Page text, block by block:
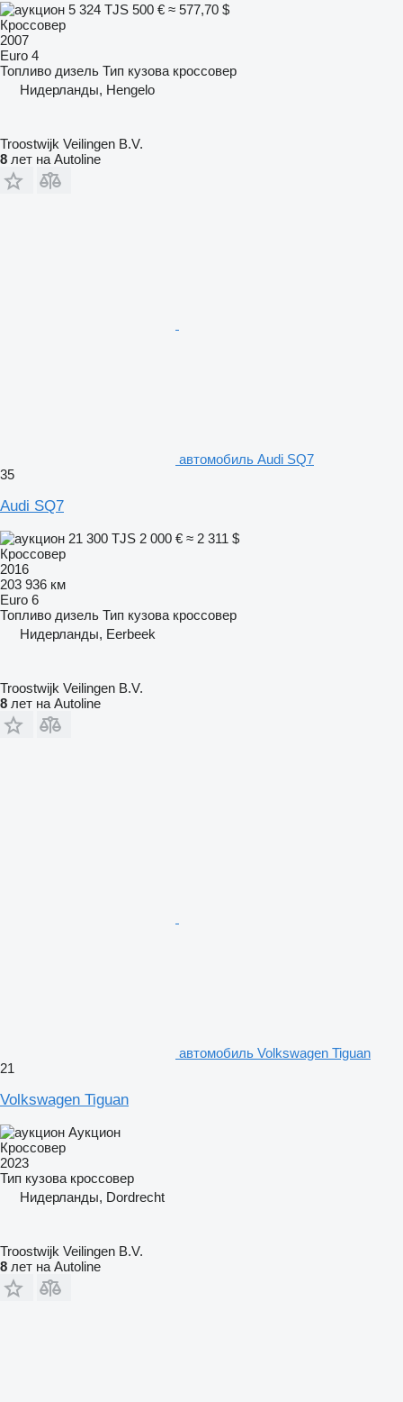
5 324 TJS 500 € ≈ 577,70 $
Кроссовер
2007
Euro 4
Топливо дизель Тип кузова кроссовер
Нидерланды, Hengelo
Troostwijk Veilingen B.V.
8 лет на Autoline
автомобиль Audi SQ7
35
Audi SQ7
21 300 TJS 2 000 € ≈ 2 311 $
Кроссовер
2016
203 936 км
Euro 6
Топливо дизель Тип кузова кроссовер
Нидерланды, Eerbeek
Troostwijk Veilingen B.V.
8 лет на Autoline
автомобиль Volkswagen Tiguan
21
Volkswagen Tiguan
Аукцион
Кроссовер
2023
Тип кузова кроссовер
Нидерланды, Dordrecht
Troostwijk Veilingen B.V.
8 лет на Autoline